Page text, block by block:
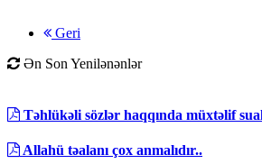
Geri
Ən Son Yenilənənlər
Təhlükəli sözlər haqqında müxtəlif
Allahü təalanı çox anmalıdır..